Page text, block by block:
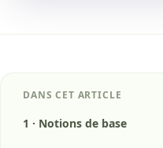
DANS CET ARTICLE
1 · Notions de base